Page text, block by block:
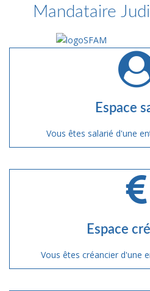
Mandataire
Espace
Vous êtes salarié d'une
Espace
Vous êtes créancier d'une